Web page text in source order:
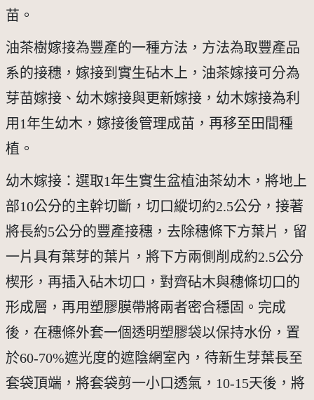
苗。
油茶樹嫁接為豐產的一種方法，方法為取豐產品
系的接穗，嫁接到實生砧木上，油茶嫁接可分為
芽苗嫁接、幼木嫁接與更新嫁接，幼木嫁接為利
用1年生幼木，嫁接後管理成苗，再移至田間種
植。
幼木嫁接：選取1年生實生盆植油茶幼木，將地上
部10公分的主幹切斷，切口縱切約2.5公分，接著
將長約5公分的豐產接穗，去除穗條下方葉片，留
一片具有葉芽的葉片，將下方兩側削成約2.5公分
楔形，再插入砧木切口，對齊砧木與穗條切口的
形成層，再用塑膠膜帶將兩者密合穩固。完成
後，在穗條外套一個透明塑膠袋以保持水份，置
於60-70%遮光度的遮陰網室內，待新生芽葉長至
套袋頂端，將套袋剪一小口透氣，10-15天後，將